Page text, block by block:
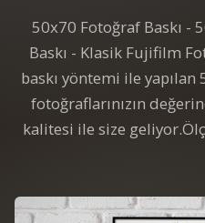
50x70 Fotoğraf Baskı -
Baskı - Klasik Fujifilm
baskı yöntemi ile yapılan
fotoğraflarınızın
kalitesi ile size